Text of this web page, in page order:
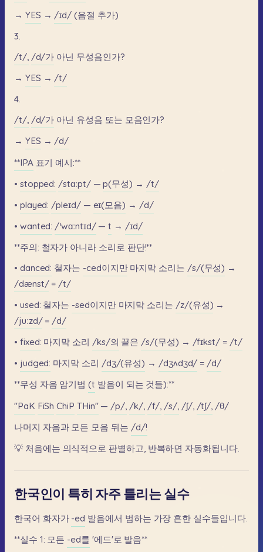
→ YES → /ɪd/ (음절 추가)
3.
/t/, /d/가 아닌 무성음인가?
→ YES → /t/
4.
/t/, /d/가 아닌 유성음 또는 모음인가?
→ YES → /d/
**IPA 표기 예시:**
• stopped: /stɑːpt/ — p(무성) → /t/
• played: /pleɪd/ — eɪ(모음) → /d/
• wanted: /ˈwɑːntɪd/ — t → /ɪd/
**주의: 철자가 아니라 소리로 판단!**
• danced: 철자는 -ced이지만 마지막 소리는 /s/(무성) →
/dænst/ = /t/
• used: 철자는 -sed이지만 마지막 소리는 /z/(유성) →
/juːzd/ = /d/
• fixed: 마지막 소리 /ks/의 끝은 /s/(무성) → /fɪkst/ = /t/
• judged: 마지막 소리 /dʒ/(유성) → /dʒʌdʒd/ = /d/
**무성 자음 암기법 (t 발음이 되는 것들):**
"PaK FiSh ChiP THin" — /p/, /k/, /f/, /s/, /ʃ/, /tʃ/, /θ/
나머지 자음과 모든 모음 뒤는 /d/!
💡 처음에는 의식적으로 판별하고, 반복하면 자동화됩니다.
한국인이 특히 자주 틀리는 실수
한국어 화자가 -ed 발음에서 범하는 가장 흔한 실수들입니다.
**실수 1: 모든 -ed를 '에드'로 발음**